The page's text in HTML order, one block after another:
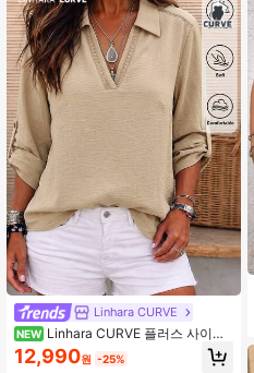
Linhara CURVE
NEW Linhara CURVE 플러스 사이즈
여성용 카키색 긴팔 셔츠, 패셔너블한
캐주얼 스타일, 심플한 칼라 디자인,
12,990원 -25%